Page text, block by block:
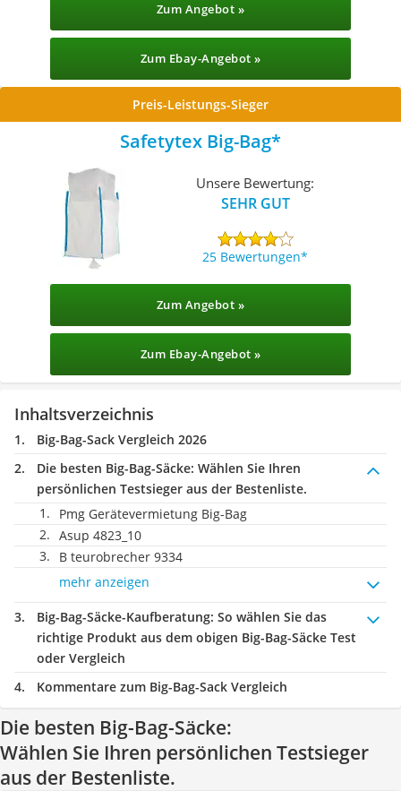
Zum Angebot »
Zum Ebay-Angebot »
Preis-Leistungs-Sieger
Safetytex Big-Bag
Unsere Bewertung:
SEHR GUT
25 Bewertungen
Zum Angebot »
Zum Ebay-Angebot »
Inhaltsverzeichnis
Big-Bag-Sack Vergleich 2026
Die besten Big-Bag-Säcke: Wählen Sie Ihren
persönlichen Testsieger aus der Bestenliste.
Pmg Gerätevermietung Big-Bag
Asup ‎4823_10
B teurobrecher 9334
mehr anzeigen
Big-Bag-Säcke-Kaufberatung: So wählen Sie das
richtige Produkt aus dem obigen Big-Bag-Säcke Test
oder Vergleich
Kommentare zum Big-Bag-Sack Vergleich
Die besten Big-Bag-Säcke:
Wählen Sie Ihren persönlichen Testsieger
aus der Bestenliste.